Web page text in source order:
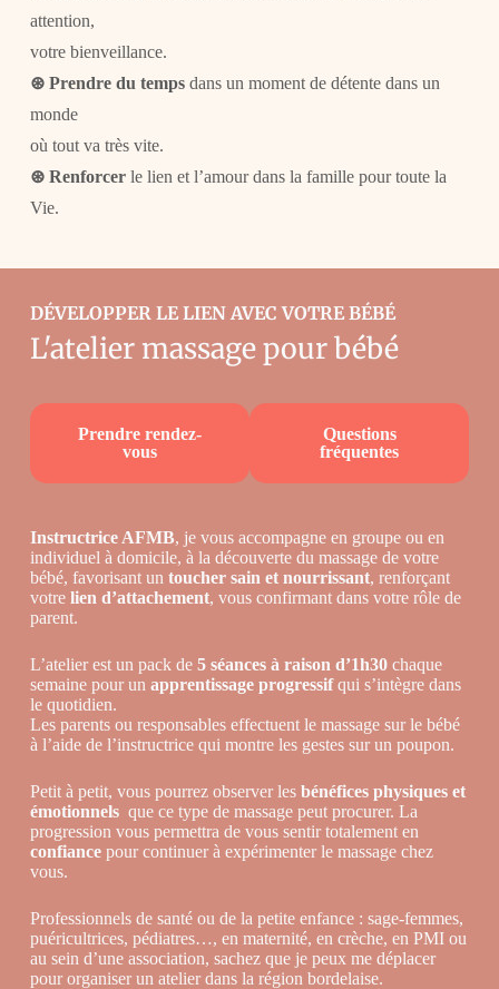
attention,
votre bienveillance.
⊛ Prendre du tempsdans un moment de détente dans un
monde
où tout va très vite.
⊛ Renforcer le lien et l’amour dans la famille pour toute la
Vie.
DÉVELOPPER LE LIEN AVEC VOTRE BÉBÉ
L'atelier massage pour bébé
Prendre rendez-
vous
Questions
fréquentes
Instructrice AFMB, je vous accompagne en groupe ou en
individuel à domicile, à la découverte du massage de votre
bébé, favorisant un toucher sain et nourrissant, renforçant
votre lien d’attachement, vous confirmant dans votre rôle de
parent.
L’atelier est un pack de 5 séances à raison d’1h30chaque
semaine pour un apprentissage progressifqui s’intègre dans
le quotidien.
Les parents ou responsables effectuent le massage sur le bébé
à l’aide de l’instructrice qui montre les gestes sur un poupon.
Petit à petit, vous pourrez observer les bénéfices physiques et
émotionnelsque ce type de massage peut procurer. La
progression vous permettra de vous sentir totalement en
confiancepour continuer à expérimenter le massage chez
vous.
Professionnels de santé ou de la petite enfance : sage-femmes,
puéricultrices, pédiatres…, en maternité, en crèche, en PMI ou
au sein d’une association, sachez que je peux me déplacer
pour organiser un atelier dans la région bordelaise.